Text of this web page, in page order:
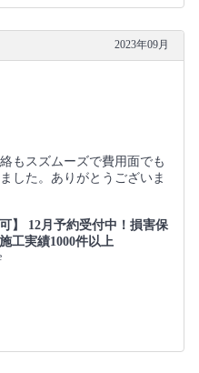
2023年09月
もスズムーズで費用面でも
した。ありがとうございま
可】 12月予約受付中！損害保
工実績1000件以上